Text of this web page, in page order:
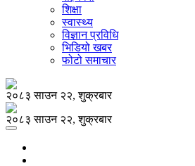
शिक्षा
स्वास्थ्य
विज्ञान प्रविधि
भिडियो खबर
फोटो समाचार
२०८३ साउन २२, शुक्रबार
२०८३ साउन २२, शुक्रबार